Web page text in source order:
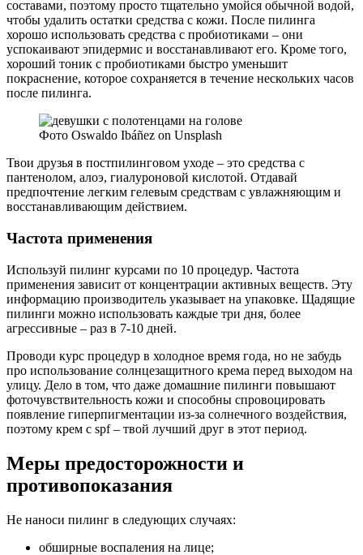
составами, поэтому просто тщательно умойся обычной водой,
чтобы удалить остатки средства с кожи. После пилинга
хорошо использовать средства с пробиотиками – они
успокаивают эпидермис и восстанавливают его. Кроме того,
хороший тоник с пробиотиками быстро уменьшит
покраснение, которое сохраняется в течение нескольких часов
после пилинга.
Фото Oswaldo Ibáñez on Unsplash
Твои друзья в постпилинговом уходе – это средства с
пантенолом, алоэ, гиалуроновой кислотой. Отдавай
предпочтение легким гелевым средствам с увлажняющим и
восстанавливающим действием.
Частота применения
Используй пилинг курсами по 10 процедур. Частота
применения зависит от концентрации активных веществ. Эту
информацию производитель указывает на упаковке. Щадящие
пилинги можно использовать каждые три дня, более
агрессивные – раз в 7-10 дней.
Проводи курс процедур в холодное время года, но не забудь
про использование солнцезащитного крема перед выходом на
улицу. Дело в том, что даже домашние пилинги повышают
фоточувствительность кожи и способны спровоцировать
появление гиперпигментации из-за солнечного воздействия,
поэтому крем с spf – твой лучший друг в этот период.
Меры предосторожности и
противопоказания
Не наноси пилинг в следующих случаях:
обширные воспаления на лице;